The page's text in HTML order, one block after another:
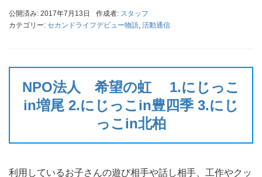
公開済み: 2017年7月13日 作成者: スタッフ
カテゴリー: セカンドライフデビュー物語, 活動通信
NPO法人 希望の虹 1.にじっこ
in増尾 2.にじっこin豊四季 3.にじ
っこin北柏
利用しているお子さんの遊び相手や話し相手、工作やクッ